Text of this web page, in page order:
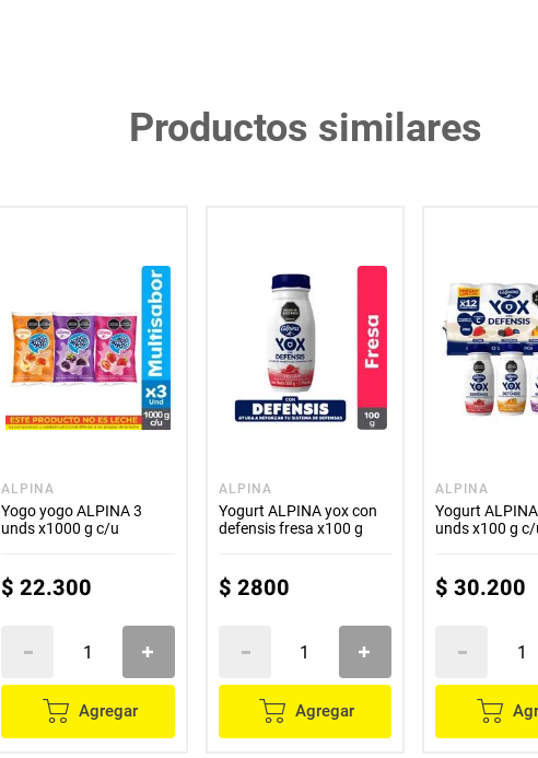
Productos similares
ALPINA
Yogo yogo ALPINA 3
unds x1000 g c/u
$ 22.300
Agregar
ALPINA
Yogurt ALPINA yox con
defensis fresa x100 g
$ 2800
Agregar
ALPINA
Yogurt
unds x100 g c/
$ 30.200